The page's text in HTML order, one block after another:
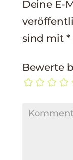
Deine E-
sind mit *
Bewerte